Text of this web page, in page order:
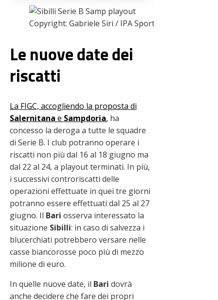
Copyright: Gabriele Siri / IPA Sport / IPA
Le nuove date dei
riscatti
La FIGC, accogliendo la proposta di
Salernitana e Sampdoria, ha
concesso la deroga a tutte le squadre
di Serie B. I club potranno operare i
riscatti non più dal 16 al 18 giugno ma
dal 22 al 24, a playout terminati. In più,
i successivi controriscatti delle
operazioni effettuate in quei tre giorni
potranno essere effettuati dal 25 al 27
giugno. Il Bari osserva interessato la
situazione Sibilli: in caso di salvezza i
blucerchiati potrebbero versare nelle
casse biancorosse poco più di mezzo
milione di euro.
In quelle nuove date, il Bari dovrà
anche decidere che fare dei propri